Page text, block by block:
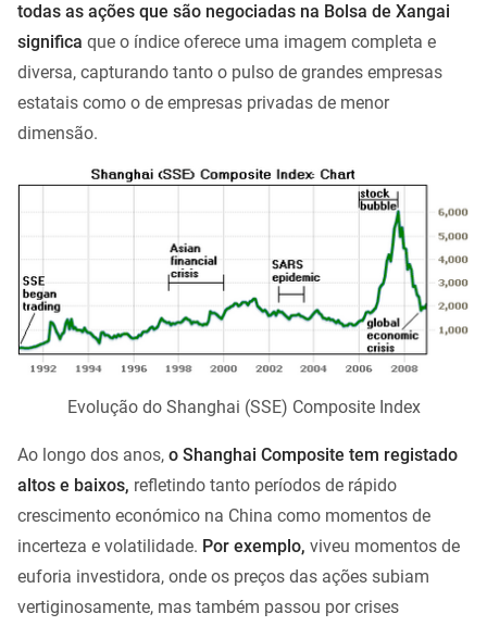
todas as ações que são negociadas na Bolsa de Xangai
significa que o índice oferece uma imagem completa e
diversa, capturando tanto o pulso de grandes empresas
estatais como o de empresas privadas de menor
dimensão.
Evolução do Shanghai (SSE) Composite Index
Ao longo dos anos, o Shanghai Composite tem registado
altos e baixos, refletindo tanto períodos de rápido
crescimento económico na China como momentos de
incerteza e volatilidade. Por exemplo, viveu momentos de
euforia investidora, onde os preços das ações subiam
vertiginosamente, mas também passou por crises